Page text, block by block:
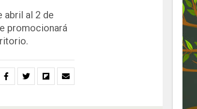
abril al 2 de
promocionará